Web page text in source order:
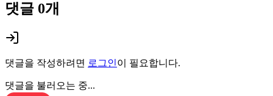
댓글 0개
댓글을 작성하려면 로그인이 필요합니다.
댓글을 불러오는 중...